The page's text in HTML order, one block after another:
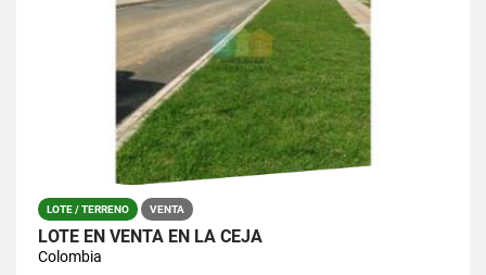
LOTE / TERRENO VENTA
LOTE EN VENTA EN LA CEJA
Colombia